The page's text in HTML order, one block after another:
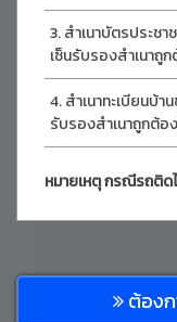
สำเนาบัตรประช
เซ็นรับรองสำเนาถูก
สำเนาทะเบียนบ้
รับรองสำเนาถูกต้อ
หมายเหตุ กรณีรถติ
ต้อง